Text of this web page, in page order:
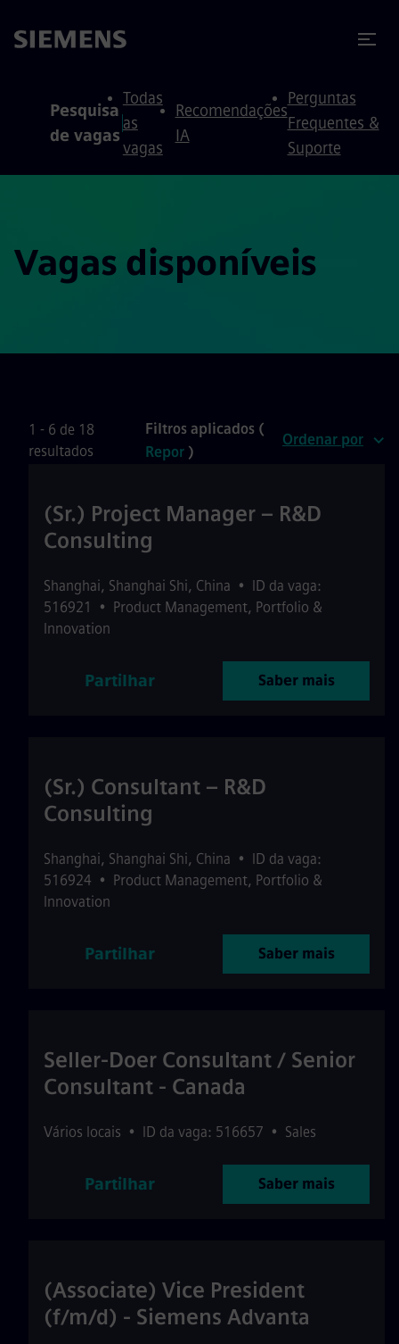
Pesquisa
de vagas
Todas
as
vagas
Recomendações
IA
Perguntas
Frequentes &
Suporte
Vagas disponíveis
1 - 6 de 18
resultados
Filtros aplicados (
Repor )
Ordenar por
(Sr.) Project Manager – R&D
Consulting
Shanghai, Shanghai Shi, China • ID da vaga:
516921
• Product Management, Portfolio &
Innovation
Partilhar Saber mais
(Sr.) Consultant – R&D
Consulting
Shanghai, Shanghai Shi, China • ID da vaga:
516924 • Product Management, Portfolio &
Innovation
Partilhar Saber mais
Seller-Doer Consultant / Senior
Consultant - Canada
Vários locais • ID da vaga: 516657 • Sales
Partilhar Saber mais
(Associate) Vice President
(f/m/d) - Siemens Advanta